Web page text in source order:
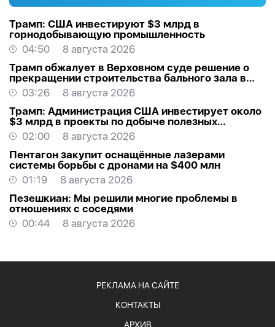
Трамп: США инвестируют $3 млрд в
горнодобывающую промышленность
04:50
8 августа 2026
Трамп обжалует в Верховном суде решение о
прекращении строительства бального зала в
Белом доме
03:26
8 августа 2026
Трамп: Администрация США инвестирует около
$3 млрд в проекты по добыче полезных
ископаемых
02:00
8 августа 2026
Пентагон закупит оснащённые лазерами
системы борьбы с дронами на $400 млн
01:19
8 августа 2026
Пезешкиан: Мы решили многие проблемы в
отношениях с соседями
00:44
8 августа 2026
РЕКЛАМА НА САЙТЕ
КОНТАКТЫ
АРХИВ